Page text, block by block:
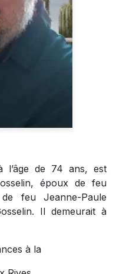
l’âge de 74 ans, est
époux de feu
feu Jeanne-Paule
Il demeurait à
à la